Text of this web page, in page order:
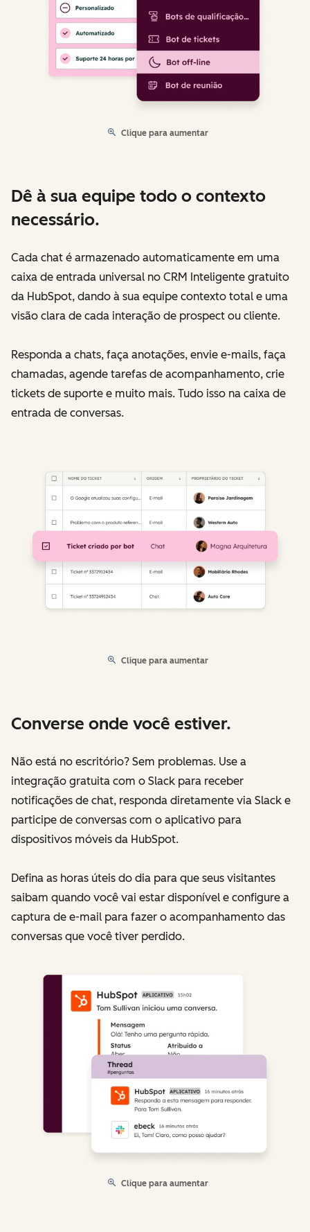
Clique para aumentar
Dê à sua equipe todo o contexto
necessário.
Cada chat é armazenado automaticamente em uma
caixa de entrada universal no CRM Inteligente gratuito
da HubSpot, dando à sua equipe contexto total e uma
visão clara de cada interação de prospect ou cliente.
Responda a chats, faça anotações, envie e-mails, faça
chamadas, agende tarefas de acompanhamento, crie
tickets de suporte e muito mais. Tudo isso na caixa de
entrada de conversas.
Clique para aumentar
Converse onde você estiver.
Não está no escritório? Sem problemas. Use a
integração gratuita com o Slack para receber
notificações de chat, responda diretamente via Slack e
participe de conversas com o aplicativo para
dispositivos móveis da HubSpot.
Defina as horas úteis do dia para que seus visitantes
saibam quando você vai estar disponível e configure a
captura de e-mail para fazer o acompanhamento das
conversas que você tiver perdido.
Clique para aumentar